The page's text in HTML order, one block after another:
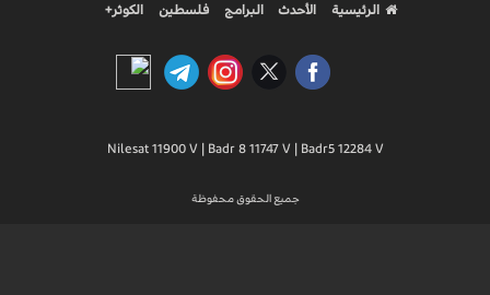
الرئيسية الأحدث البرامج فلسطين الكوثر+
Nilesat 11900 V | Badr 8 11747 V | Badr5 12284 V
جميع الحقوق محفوظة